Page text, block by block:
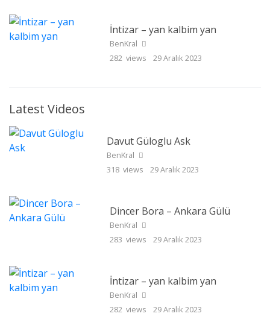
İntizar – yan kalbim yan
BenKral
282 views
29 Aralık 2023
Latest Videos
Davut Güloglu Ask
BenKral
318 views
29 Aralık 2023
Dincer Bora – Ankara Gülü
BenKral
283 views
29 Aralık 2023
İntizar – yan kalbim yan
BenKral
282 views
29 Aralık 2023